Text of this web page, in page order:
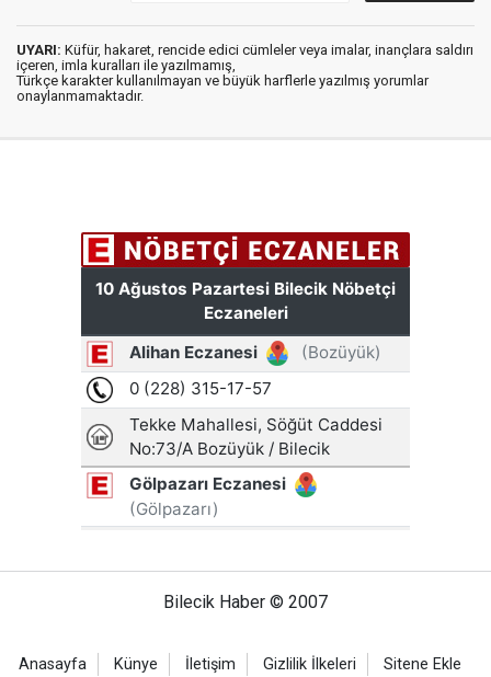
UYARI: Küfür, hakaret, rencide edici cümleler veya imalar, inançlara saldırı
içeren, imla kuralları ile yazılmamış,
Türkçe karakter kullanılmayan ve büyük harflerle yazılmış yorumlar
onaylanmamaktadır.
Bilecik Haber © 2007
Anasayfa Künye İletişim Gizlilik İlkeleri Sitene Ekle